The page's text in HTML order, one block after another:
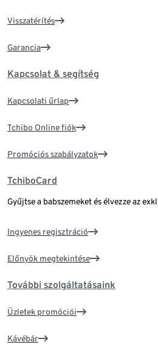
Visszatérítés
Garancia
Kapcsolat & segítség
Kapcsolati űrlap
Tchibo Online fiók
Promóciós szabályzatok
TchiboCard
Gyűjtse a babszemeket és élvezze az
Ingyenes regisztráció
Előnyök megtekintése
További szolgáltatásaink
Üzletek promóciói
Kávébár